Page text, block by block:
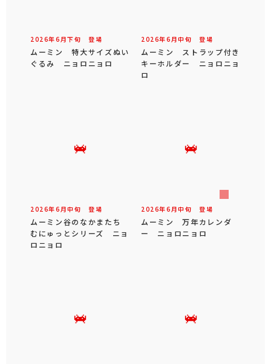
2026年6 月下旬 登場
ムーミン 特大サイズぬい
ぐるみ ニョロニョロ
2026年6 月中旬 登場
ムーミン ストラップ付き
キーホルダー ニョロニョ
ロ
2026年6 月中旬 登場
ムーミン谷のなかまたち
むにゅっとシリーズ ニョ
ロニョロ
2026年6 月中旬 登場
ムーミン 万年カレンダ
ー ニョロニョロ